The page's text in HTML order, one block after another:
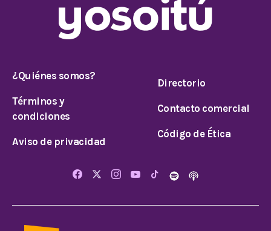
¿Quiénes somos?
Términos y
condiciones
Aviso de privacidad
Directorio
Contacto comercial
Código de Ética